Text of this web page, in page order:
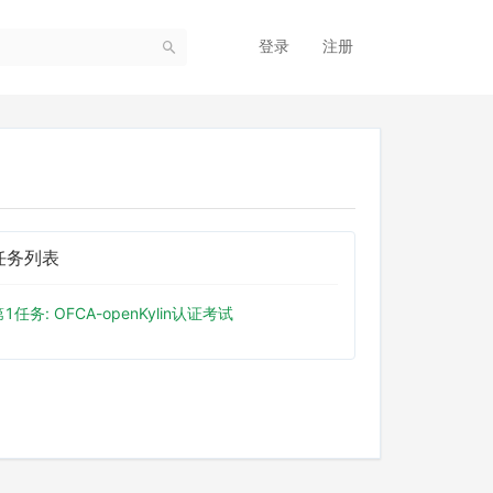
登录 注册
务列表
1任务: OFCA-openKylin认证考试